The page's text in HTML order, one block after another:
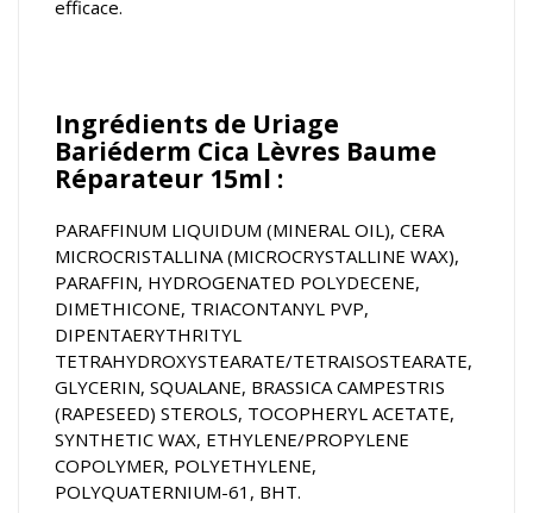
efficace.
Ingrédients de Uriage
Bariéderm Cica Lèvres Baume
Réparateur 15ml :
PARAFFINUM LIQUIDUM (MINERAL OIL), CERA
MICROCRISTALLINA (MICROCRYSTALLINE WAX),
PARAFFIN, HYDROGENATED POLYDECENE,
DIMETHICONE, TRIACONTANYL PVP,
DIPENTAERYTHRITYL
TETRAHYDROXYSTEARATE/TETRAISOSTEARATE,
GLYCERIN, SQUALANE, BRASSICA CAMPESTRIS
(RAPESEED) STEROLS, TOCOPHERYL ACETATE,
SYNTHETIC WAX, ETHYLENE/PROPYLENE
COPOLYMER, POLYETHYLENE,
POLYQUATERNIUM-61, BHT.